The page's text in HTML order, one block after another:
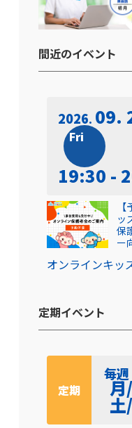
間近のイベント​
2026 09.
Fri
19:30 -
オンラインキッ
ッ
保
ー
定期イベント​
定期
毎週
土